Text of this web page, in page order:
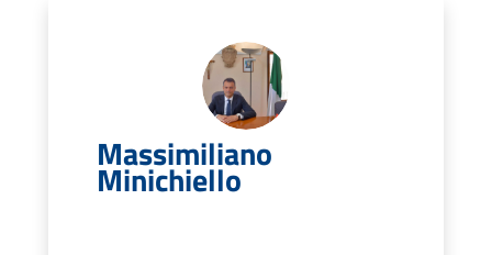
Massimiliano
Minichiello